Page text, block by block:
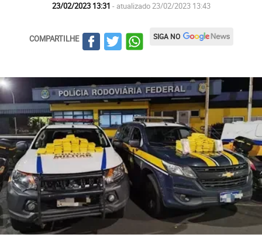
23/02/2023 13:31 - atualizado 23/02/2023 13:43
COMPARTILHE SIGA NO